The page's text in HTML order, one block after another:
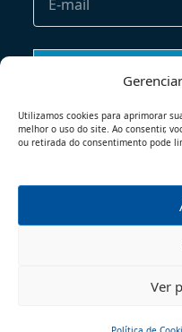
Utilizamos cookies para aprimorar
melhor o uso do site. Ao consentir,
ou retirada do consentimento pode
Ver
© 2026 - TODOS